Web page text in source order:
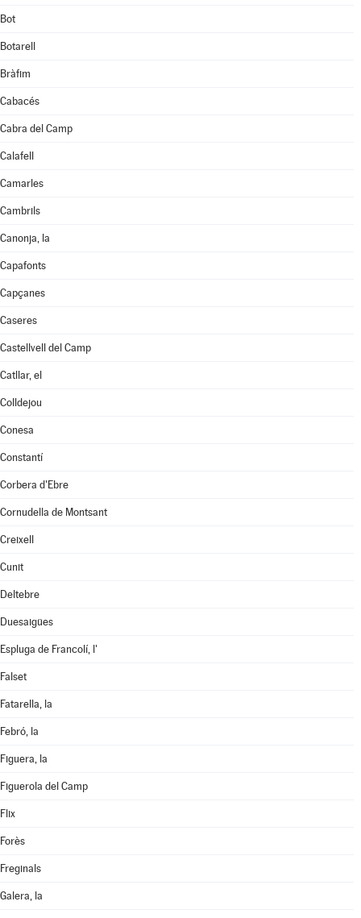
Bot
Botarell
Bràfim
Cabacés
Cabra del Camp
Calafell
Camarles
Cambrils
Canonja, la
Capafonts
Capçanes
Caseres
Castellvell del Camp
Catllar, el
Colldejou
Conesa
Constantí
Corbera d'Ebre
Cornudella de Montsant
Creixell
Cunit
Deltebre
Duesaigües
Espluga de Francolí, l'
Falset
Fatarella, la
Febró, la
Figuera, la
Figuerola del Camp
Flix
Forès
Freginals
Galera, la